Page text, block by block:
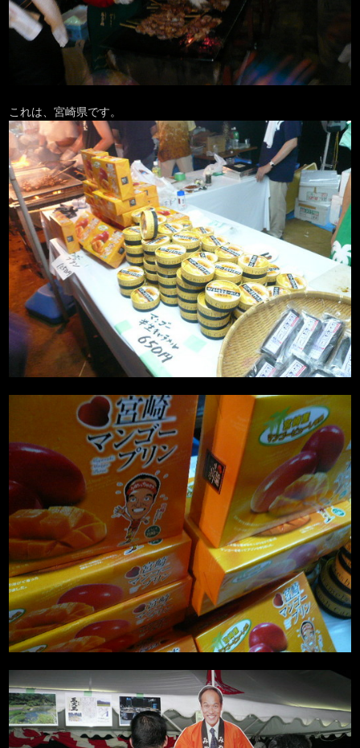
これは、宮崎県です。